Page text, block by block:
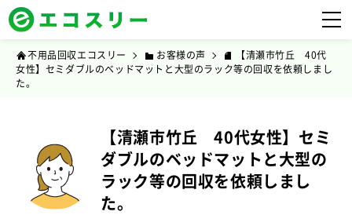
不用品回収エコスリー お客様の声
【清瀬市竹丘 40代
女性】セミダブルのベッドマットと大型のラック等の回収を依頼しまし
た。
【清瀬市竹丘 40代女性】セミ
ダブルのベッドマットと大型の
ラック等の回収を依頼しまし
た。